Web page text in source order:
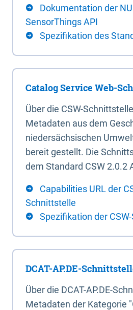
Dokumentation der
SensorThings API
Spezifikation des
Catalog Service Web-
Über die CSW-
Metadaten aus dem
niedersächsischen
bereit gestellt. Die
dem Standard CSW 2.0.2
Capabilities URL der
Schnittstelle
Spezifikation der
DCAT-AP.DE-
Über die DCAT-AP.DE-
Metadaten der Kategorie